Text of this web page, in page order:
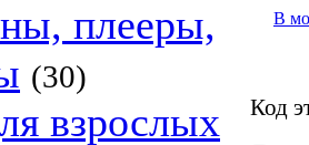
плееры,
(30)
взрослых
В
Код